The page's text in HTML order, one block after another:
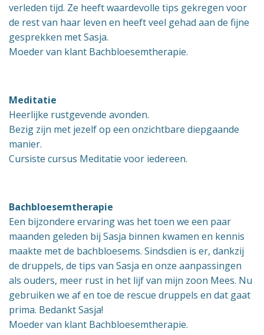
verleden tijd. Ze heeft waardevolle tips gekregen voor
de rest van haar leven en heeft veel gehad aan de fijne
gesprekken met Sasja.
Moeder van klant Bachbloesemtherapie.
Meditatie
Heerlijke rustgevende avonden.
Bezig zijn met jezelf op een onzichtbare diepgaande
manier.
Cursiste cursus Meditatie voor iedereen.
Bachbloesemtherapie
Een bijzondere ervaring was het toen we een paar
maanden geleden bij Sasja binnen kwamen en kennis
maakte met de bachbloesems. Sindsdien is er, dankzij
de druppels, de tips van Sasja en onze aanpassingen
als ouders, meer rust in het lijf van mijn zoon Mees. Nu
gebruiken we af en toe de rescue druppels en dat gaat
prima. Bedankt Sasja!
Moeder van klant Bachbloesemtherapie.